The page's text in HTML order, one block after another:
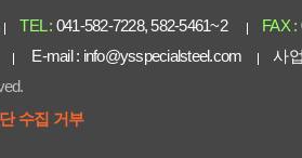
TEL : 041-582-7228, 582-5461~2 FAX :
E-mail : info@ysspecialsteel.com 사
수집 거부